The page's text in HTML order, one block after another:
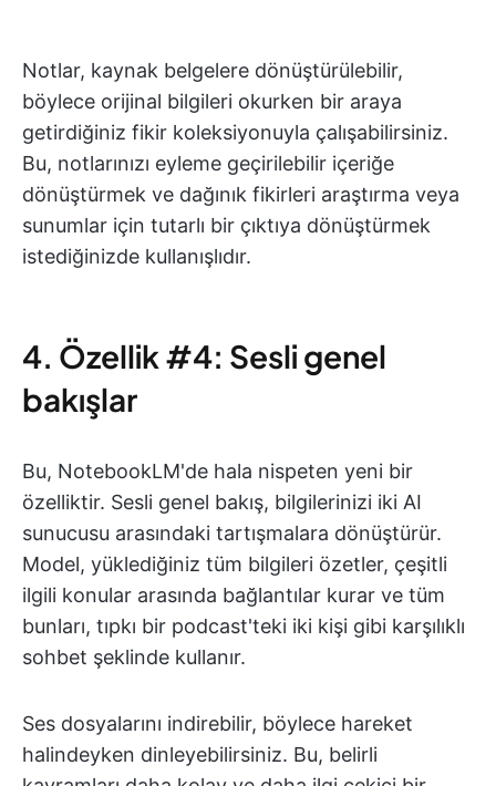
Notlar, kaynak belgelere dönüştürülebilir,
böylece orijinal bilgileri okurken bir araya
getirdiğiniz fikir koleksiyonuyla çalışabilirsiniz.
Bu, notlarınızı eyleme geçirilebilir içeriğe
dönüştürmek ve dağınık fikirleri araştırma veya
sunumlar için tutarlı bir çıktıya dönüştürmek
istediğinizde kullanışlıdır.
4. Özellik #4: Sesli genel
bakışlar
Bu, NotebookLM'de hala nispeten yeni bir
özelliktir. Sesli genel bakış, bilgilerinizi iki AI
sunucusu arasındaki tartışmalara dönüştürür.
Model, yüklediğiniz tüm bilgileri özetler, çeşitli
ilgili konular arasında bağlantılar kurar ve tüm
bunları, tıpkı bir podcast'teki iki kişi gibi karşılıklı
sohbet şeklinde kullanır.
Ses dosyalarını indirebilir, böylece hareket
halindeyken dinleyebilirsiniz. Bu, belirli